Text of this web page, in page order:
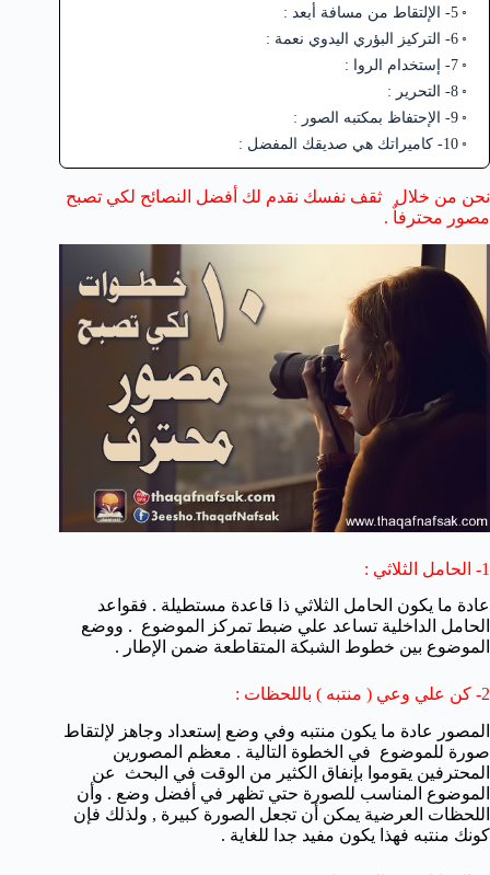
5- الإلتقاط من مسافة أبعد :
6- التركيز البؤري اليدوي نعمة :
7- إستخدام الروا :
8- التحرير :
9- الإحتفاظ بمكتبه الصور :
10- كاميراتك هي صديقك المفضل :
نحن من خلال ثقف نفسك نقدم لك أفضل النصائح لكي تصبح
مصور محترفاٌ .
1- الحامل الثلاثي :
عادة ما يكون الحامل الثلاثي ذا قاعدة مستطيلة . فقواعد
الحامل الداخلية تساعد علي ضبط تمركز الموضوع . ووضع
الموضوع بين خطوط الشبكة المتقاطعة ضمن الإطار .
2- كن علي وعي ( منتبه ) باللحظات :
المصور عادة ما يكون منتبه وفي وضع إستعداد وجاهز لإلتقاط
صورة للموضوع في الخطوة التالية . معظم المصورين
المحترفين يقوموا بإنفاق الكثير من الوقت في البحث عن
الموضوع المناسب للصورة حتي تظهر في أفضل وضع . وأن
اللحظات العرضية يمكن أن تجعل الصورة كبيرة , ولذلك فإن
كونك منتبه فهذا يكون مفيد جدا للغاية .